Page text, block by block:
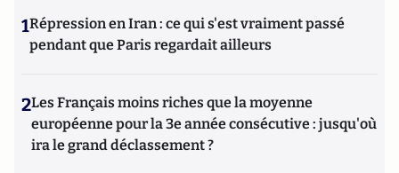
1Répression en Iran : ce qui s'est vraiment passé
pendant que Paris regardait ailleurs
2Les Français moins riches que la moyenne
européenne pour la 3e année consécutive : jusqu'où
ira le grand déclassement ?